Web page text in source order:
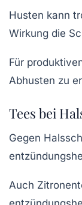
Husten kann
Wirkung die
Für
Abhusten zu
Tees bei
Gegen
Auch